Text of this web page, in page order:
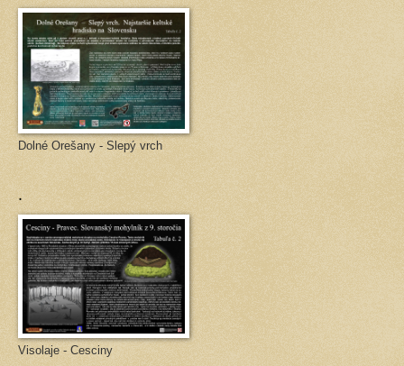
Dolné Orešany - Slepý vrch
.
Visolaje - Cesciny